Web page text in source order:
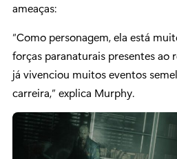
ameaças:
“Como personagem, ela está
forças paranaturais presentes ao
já vivenciou muitos eventos
carreira,” explica Murphy.